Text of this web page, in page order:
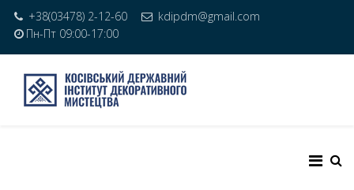
+38(03478) 2-12-60
kdipdm@gmail.com
Пн-Пт 09:00-17:00